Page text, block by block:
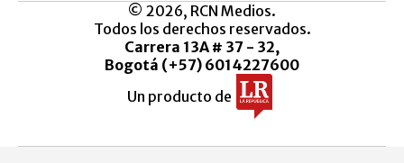
© 2026, RCN Medios.
Todos los derechos reservados.
Carrera 13A # 37 - 32,
Bogotá (+57) 6014227600
Un producto de